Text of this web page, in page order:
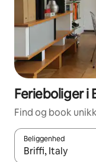
Ferieboliger i
Find og book
Beliggenhed
Når resultaterne